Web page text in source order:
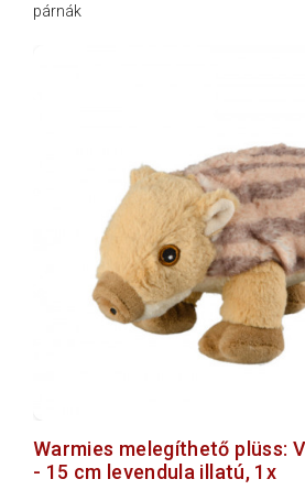
párnák
Warmies melegíthető plüss:
- 15 cm levendula illatú, 1x